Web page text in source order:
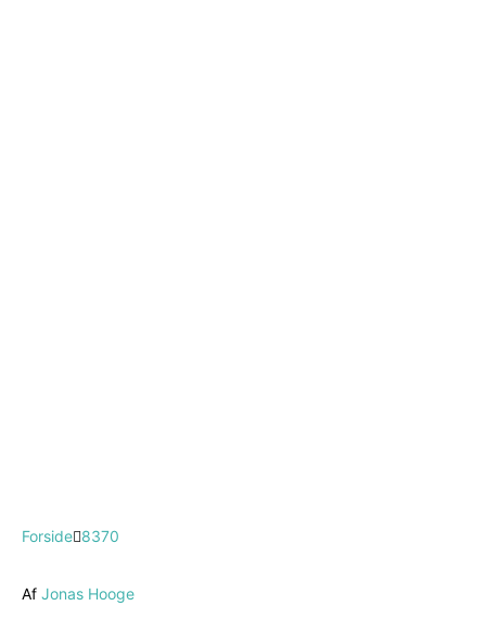
Forside 8370
Af Jonas Hooge